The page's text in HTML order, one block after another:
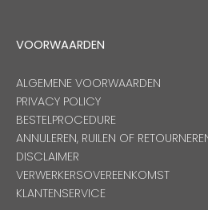
VOORWAARDEN
ALGEMENE VOORWAARDEN
PRIVACY POLICY
BESTELPROCEDURE
ANNULEREN, RUILEN OF
DISCLAIMER
VERWERKERSOVEREENKOMST
KLANTENSERVICE